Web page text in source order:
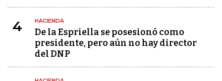
4 HACIENDA
De la Espriella se posesionó como
presidente, pero aún no hay director
del DNP